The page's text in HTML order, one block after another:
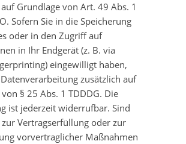
Grundlage von Art. 49 Abs. 1
Sofern Sie in die Speicherung
oder in den Zugriff auf
in Ihr Endgerät (z. B. via
eingewilligt haben,
zusätzlich auf
§ 25 Abs. 1 TDDDG. Die
ist jederzeit widerrufbar. Sind
Vertragserfüllung oder zur
vorvertraglicher Maßnahmen